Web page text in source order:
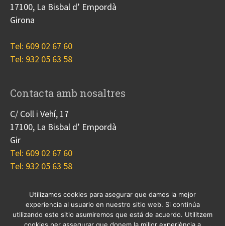
17100, La Bisbal d’ Empordà
Girona
Tel: 609 02 67 60
Tel: 932 05 63 58
Contacta amb nosaltres
C/ Coll i Vehí, 17
17100, La Bisbal d’ Empordà
Gir
Tel: 609 02 67 60
Tel: 932 05 63 58
Nosotros Proyectos Blog
Contacto
Cookies
Utilizamos cookies para asegurar que damos la mejor
experiencia al usuario en nuestro sitio web. Si continúa
utilizando este sitio asumiremos que está de acuerdo. Utilitzem